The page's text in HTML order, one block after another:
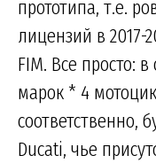
прототипа, т.е.
лицензий в 2017-
FIM. Все просто:
марок * 4
соответственно,
Ducati, чье